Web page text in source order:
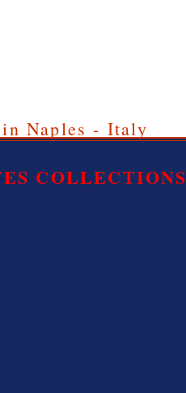
Naples - Italy
COLLECTIONS